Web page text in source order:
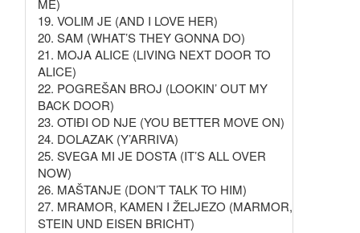
ME)
19. VOLIM JE (AND I LOVE HER)
20. SAM (WHAT’S THEY GONNA DO)
21. MOJA ALICE (LIVING NEXT DOOR TO
ALICE)
22. POGREŠAN BROJ (LOOKIN’ OUT MY
BACK DOOR)
23. OTIĐI OD NJE (YOU BETTER MOVE ON)
24. DOLAZAK (Y’ARRIVA)
25. SVEGA MI JE DOSTA (IT’S ALL OVER
NOW)
26. MAŠTANJE (DON’T TALK TO HIM)
27. MRAMOR, KAMEN I ŽELJEZO (MARMOR,
STEIN UND EISEN BRICHT)